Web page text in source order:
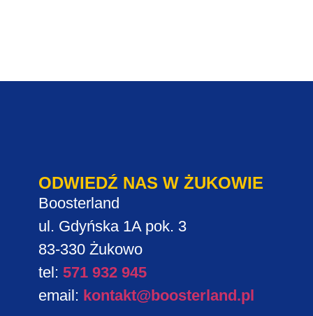
ODWIEDŹ NAS W ŻUKOWIE
Boosterland
ul. Gdyńska 1A pok. 3
83-330 Żukowo
tel: 571 932 945
email: kontakt@boosterland.pl